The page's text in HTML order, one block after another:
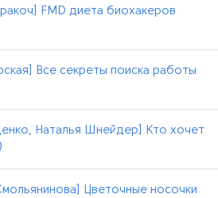
FMD диета биохакеров
Все секреты поиска работы
Наталья Шнейдер] Кто хочет
Цветочные носочки